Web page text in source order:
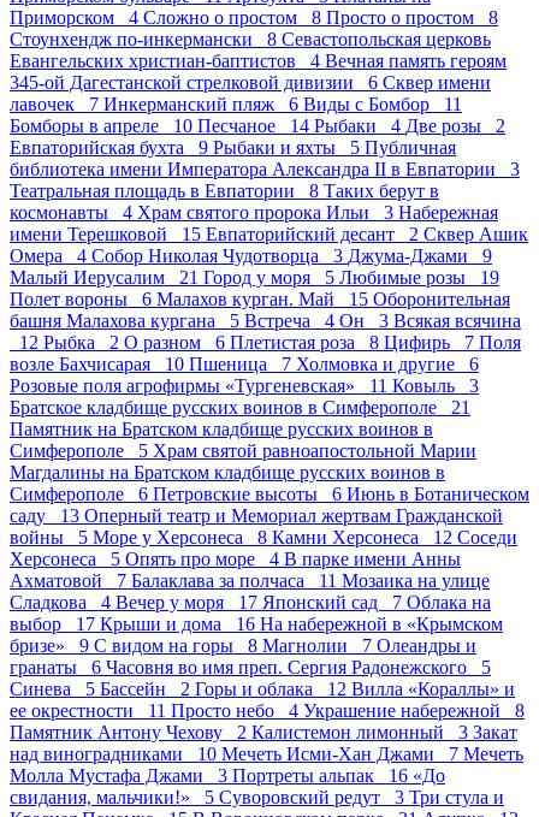
Приморском 4 Сложно о простом 8 Просто о простом 8
Стоунхендж по-инкермански 8 Севастопольская церковь
Евангельских христиан-баптистов 4 Вечная память героям
345-ой Дагестанской стрелковой дивизии 6 Сквер имени
лавочек 7 Инкерманский пляж 6 Виды с Бомбор 11
Бомборы в апреле 10 Песчаное 14 Рыбаки 4 Две розы 2
Евпаторийская бухта 9 Рыбаки и яхты 5 Публичная
библиотека имени Императора Александра II в Евпатории 3
Театральная площадь в Евпатории 8 Таких берут в
космонавты 4 Храм святого пророка Ильи 3 Набережная
имени Терешковой 15 Евпаторийский десант 2 Сквер Ашик
Омера 4 Собор Николая Чудотворца 3 Джума-Джами 9
Малый Иерусалим 21 Город у моря 5 Любимые розы 19
Полет вороны 6 Малахов курган. Май 15 Оборонительная
башня Малахова кургана 5 Встреча 4 Он 3 Всякая всячина
12 Рыбка 2 О разном 6 Плетистая роза 8 Цифирь 7 Поля
возле Бахчисарая 10 Пшеница 7 Холмовка и другие 6
Розовые поля агрофирмы «Тургеневская» 11 Ковыль 3
Братское кладбище русских воинов в Симферополе 21
Памятник на Братском кладбище русских воинов в
Симферополе 5 Храм святой равноапостольной Марии
Магдалины на Братском кладбище русских воинов в
Симферополе 6 Петровские высоты 6 Июнь в Ботаническом
саду 13 Оперный театр и Мемориал жертвам Гражданской
войны 5 Море у Херсонеса 8 Камни Херсонеса 12 Соседи
Херсонеса 5 Опять про море 4 В парке имени Анны
Ахматовой 7 Балаклава за полчаса 11 Мозаика на улице
Сладкова 4 Вечер у моря 17 Японский сад 7 Облака на
выбор 17 Крыши и дома 16 На набережной в «Крымском
бризе» 9 С видом на горы 8 Магнолии 7 Олеандры и
гранаты 6 Часовня во имя преп. Сергия Радонежского 5
Синева 5 Бассейн 2 Горы и облака 12 Вилла «Кораллы» и
ее окрестности 11 Просто небо 4 Украшение набережной 8
Памятник Антону Чехову 2 Калистемон лимонный 3 Закат
над виноградниками 10 Мечеть Исми-Хан Джами 7 Мечеть
Молла Мустафа Джами 3 Портреты альпак 16 «До
свидания, мальчики!» 5 Суворовский редут 3 Три стула и